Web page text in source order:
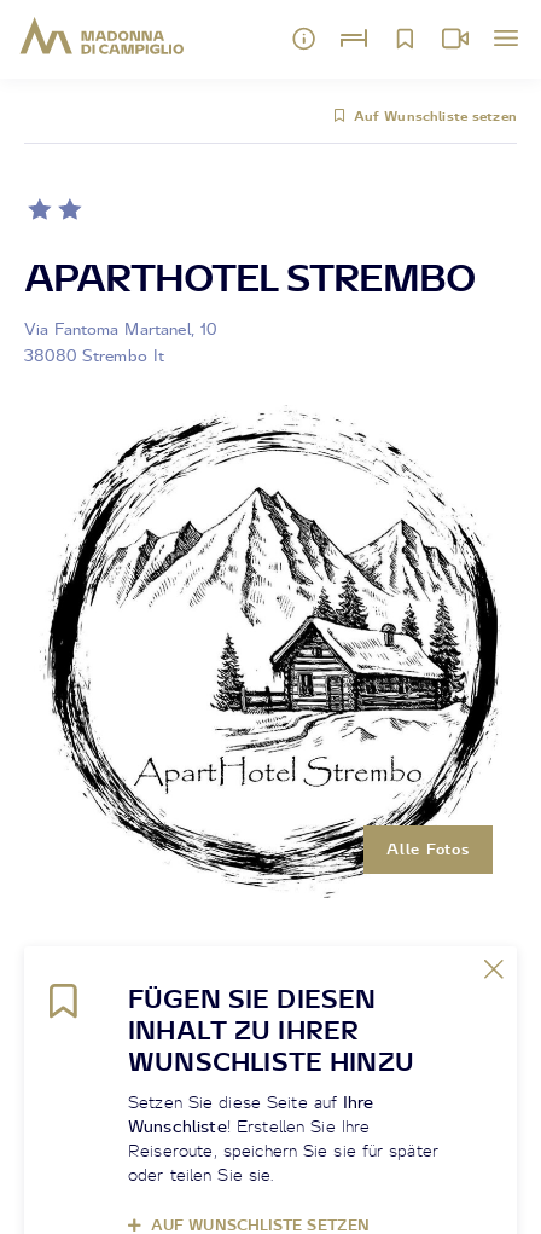
Auf Wunschliste setzen
APARTHOTEL STREMBO
Via Fantoma Martanel, 10
38080 Strembo It
Alle Fotos
FÜGEN SIE DIESEN
INHALT ZU IHRER
WUNSCHLISTE HINZU
Setzen Sie diese Seite auf Ihre
Wunschliste! Erstellen Sie Ihre
Reiseroute, speichern Sie sie für später
oder teilen Sie sie.
AUF WUNSCHLISTE SETZEN